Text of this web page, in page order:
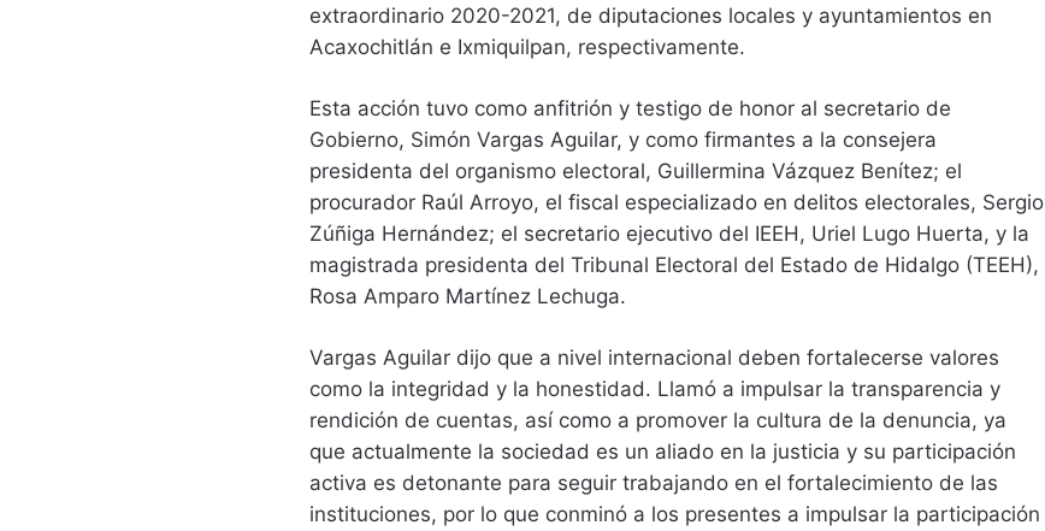
extraordinario 2020-2021, de diputaciones locales y ayuntamientos en
Acaxochitlán e Ixmiquilpan, respectivamente.
Esta acción tuvo como anfitrión y testigo de honor al secretario de
Gobierno, Simón Vargas Aguilar, y como firmantes a la consejera
presidenta del organismo electoral, Guillermina Vázquez Benítez; el
procurador Raúl Arroyo, el fiscal especializado en delitos electorales, Sergio
Zúñiga Hernández; el secretario ejecutivo del IEEH, Uriel Lugo Huerta, y la
magistrada presidenta del Tribunal Electoral del Estado de Hidalgo (TEEH),
Rosa Amparo Martínez Lechuga.
Vargas Aguilar dijo que a nivel internacional deben fortalecerse valores
como la integridad y la honestidad. Llamó a impulsar la transparencia y
rendición de cuentas, así como a promover la cultura de la denuncia, ya
que actualmente la sociedad es un aliado en la justicia y su participación
activa es detonante para seguir trabajando en el fortalecimiento de las
instituciones, por lo que conminó a los presentes a impulsar la participación